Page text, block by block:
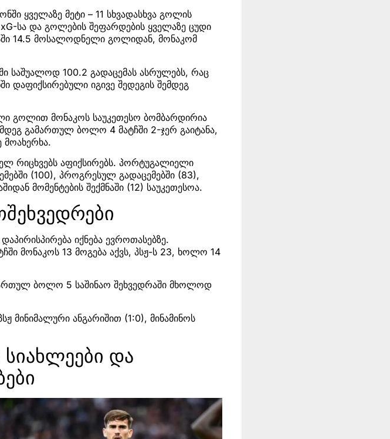
ყველაზე მეტი – 11 სხვადასხვა გოლის
სა და გოლების შეფარდების ყველაზე ცუდი
14.5 მოსალოდნელი გოლიდან, მონაკომ
საშუალოდ 100.2 გადაცემას ასრულებს, რაც
დაფიქსირებული იგივე შედეგის შემდეგ
გოლით მონაკოს საუკეთესო ბომბარდირია
გამართულ ბოლო 4 მატჩში 2-ჯერ გაიტანა,
მოახერხა.
რიცხვებს აფიქსირებს. პორტუგალიელი
(100), პროგრესულ გადაცემებში (83),
მომენტების შექმნაში (12) საუკეთესოა.
იქნება ევროთასებზე.
მონაკოს 13 მოგება აქვს, პსჟ-ს 23, ხოლო 14
ბოლო 5 საშინაო შეხვედრაში მხოლოდ
მინიმალური ანგარიშით (1:0), მინამინოს
და